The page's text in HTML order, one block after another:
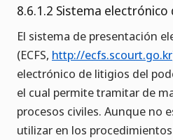
8.6.1.2 Sistema
El sistema de presentación
(ECFS, http://ecfs.scourt.go.kr
electrónico de litigios del
el cual permite tramitar de
procesos civiles. Aunque no
utilizar en los